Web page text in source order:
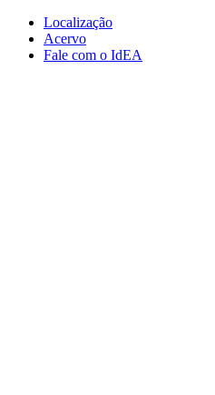
Conteúdo principal
Localização
Acervo
Fale com o IdEA